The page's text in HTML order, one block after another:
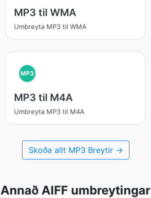
MP3 til WMA
Umbreyta MP3 til WMA
MP3
MP3 til M4A
Umbreyta MP3 til M4A
Skoða allt MP3 Breytir →
Annað AIFF umbreytingar